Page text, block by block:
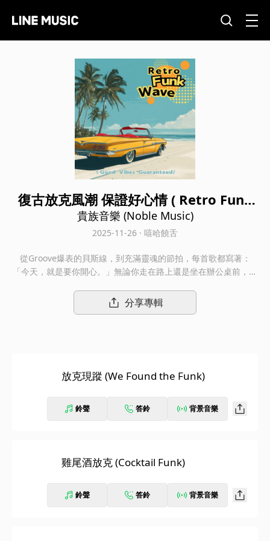
復古放克風潮 保證好心情 ( Retro Funk
Wave - Good Vibes Guaranteed)
貴族音樂 (Noble Music)
2025-11-26 · 嘻哈饒舌
從Groove爆表的貝斯線，到充滿靈魂的節拍，每首歌都寫著：
「今天，就是要你開心。」無論你走在路上還是坐在辦公桌前，這
迷的專輯，而是為所有需要好心情的人準備的能量補帖。按下播
放，讓復古節奏帶你搖擺起來！
分享專輯
放克現蹤 (We Found the Funk)
鈴聲 答鈴 背景音樂
雞尾酒放克 (Cocktail Funk)
鈴聲 答鈴 背景音樂